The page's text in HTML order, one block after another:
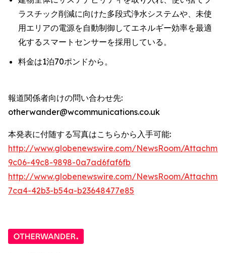
ラスチック削減に向けた多段式浄水システムや、未使
用エリアの電源を自動制御してエネルギー効率を最適
化するスマートセンサーを採用している。
料金は1泊70ポンドから。
報道関係者向けの問い合わせ先:
otherwander@wcommunications.co.uk
本発表に付随する写真はこちらから入手可能:
http://www.globenewswire.com/NewsRoom/
9c06-49c8-9898-0a7ad6faf6fb
http://www.globenewswire.com/NewsRoom/
7ca4-42b3-b54a-b23648477e85